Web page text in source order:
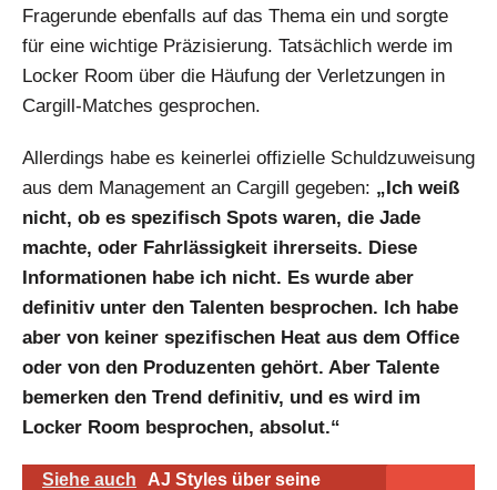
Fragerunde ebenfalls auf das Thema ein und sorgte
für eine wichtige Präzisierung. Tatsächlich werde im
Locker Room über die Häufung der Verletzungen in
Cargill-Matches gesprochen.
Allerdings habe es keinerlei offizielle Schuldzuweisung
aus dem Management an Cargill gegeben: „Ich weiß
nicht, ob es spezifisch Spots waren, die Jade
machte, oder Fahrlässigkeit ihrerseits. Diese
Informationen habe ich nicht. Es wurde aber
definitiv unter den Talenten besprochen. Ich habe
aber von keiner spezifischen Heat aus dem Office
oder von den Produzenten gehört. Aber Talente
bemerken den Trend definitiv, und es wird im
Locker Room besprochen, absolut.“
Siehe auch
AJ Styles über seine